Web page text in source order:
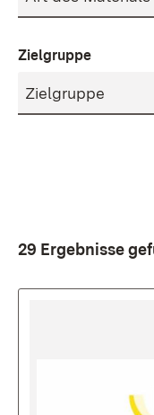
Zielgruppe
29 Ergebnisse